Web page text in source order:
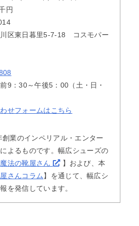
円
日暮里5-7-18 コスモパー
9：30～午後5：00（土・日・
せフォームはこちら
業のインペリアル・エンター
よるものです。幅広シューズの
魔法の靴屋さん
】および、本
さんコラム 】を通じて、幅広シ
を発信しています。